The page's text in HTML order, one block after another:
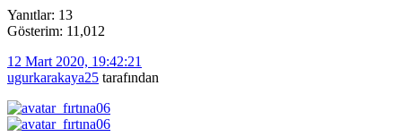
Yanıtlar: 13
Gösterim: 11,012
12 Mart 2020, 19:42:21
ugurkarakaya25 tarafından